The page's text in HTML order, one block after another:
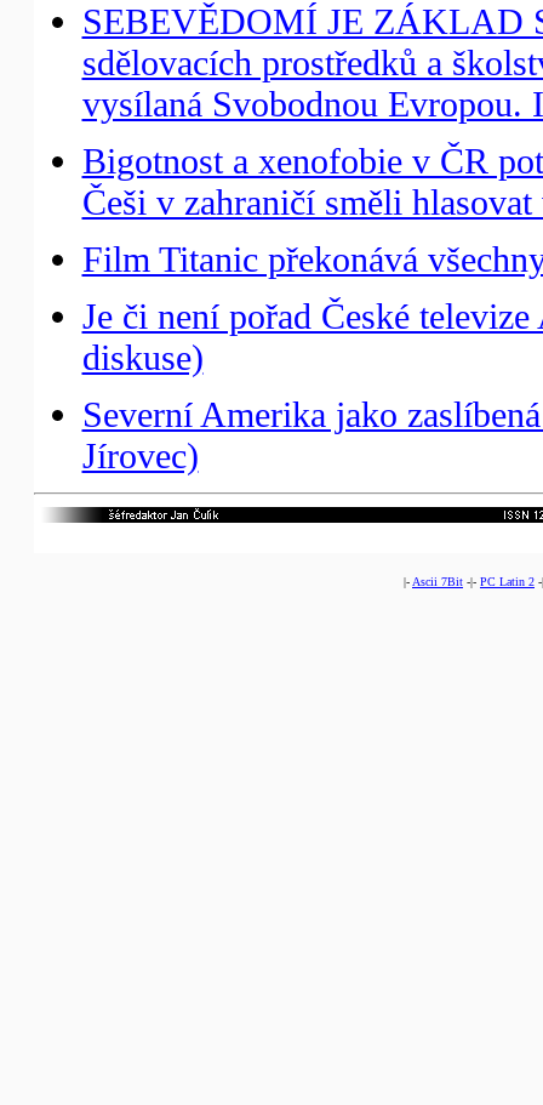
SEBEVĚDOMÍ JE ZÁKLAD
sdělovacích prostředků a
vysílaná Svobodnou Evropou.
Bigotnost a xenofobie v ČR
Češi v zahraničí směli
Film Titanic překonává
Je či není pořad České
diskuse)
Severní Amerika jako
Jírovec)
|- Ascii 7Bit -|- PC Latin 2